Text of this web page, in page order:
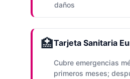
daños
🏥Tarjeta Sanitaria
Cubre emergencias
primeros meses;